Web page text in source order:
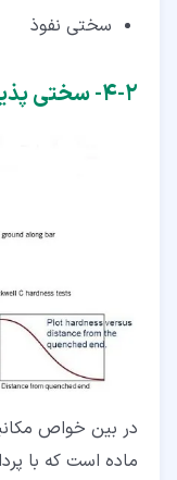
سختی نفوذ
۲‏-‏۴‏- سختی پذیری (
در بین خواص
ماده است که با